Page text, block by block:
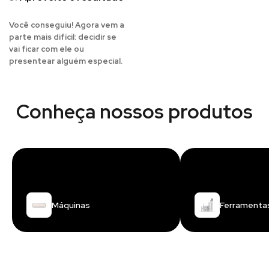
Você conseguiu! Agora vem a
parte mais difícil: decidir se
vai ficar com ele ou
presentear alguém especial.
Conheça nossos produtos
Máquinas